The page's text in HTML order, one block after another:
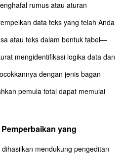
rumus atau aturan
data teks yang telah Anda
atau teks dalam bentuk tabel—
mengidentifikasi logika data dan
dengan jenis bagan
pemula total dapat memulai
yang
mendukung pengeditan